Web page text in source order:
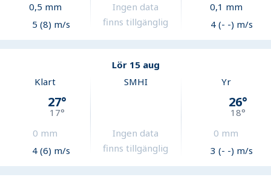
0,5 mm
5 (8) m/s
Ingen data
finns tillgänglig
0,1 mm
4 (- -) m/s
Lör 15 aug
Klart
27°
17°
0 mm
4 (6) m/s
SMHI
Ingen data
finns tillgänglig
Yr
26°
18°
0 mm
3 (- -) m/s